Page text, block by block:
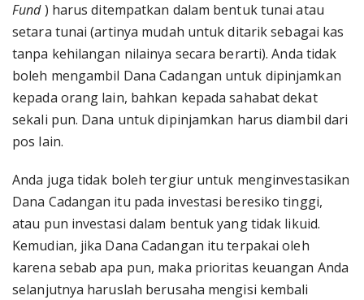
Fund) harus ditempatkan dalam bentuk tunai atau
setara tunai (artinya mudah untuk ditarik sebagai kas
tanpa kehilangan nilainya secara berarti). Anda tidak
boleh mengambil Dana Cadangan untuk dipinjamkan
kepada orang lain, bahkan kepada sahabat dekat
sekali pun. Dana untuk dipinjamkan harus diambil dari
pos lain.
Anda juga tidak boleh tergiur untuk menginvestasikan
Dana Cadangan itu pada investasi beresiko tinggi,
atau pun investasi dalam bentuk yang tidak likuid.
Kemudian, jika Dana Cadangan itu terpakai oleh
karena sebab apa pun, maka prioritas keuangan Anda
selanjutnya haruslah berusaha mengisi kembali